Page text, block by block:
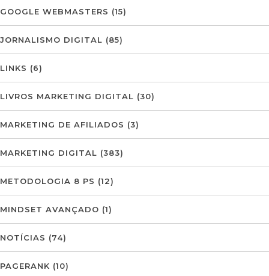
GOOGLE WEBMASTERS (15)
JORNALISMO DIGITAL (85)
LINKS (6)
LIVROS MARKETING DIGITAL (30)
MARKETING DE AFILIADOS (3)
MARKETING DIGITAL (383)
METODOLOGIA 8 PS (12)
MINDSET AVANÇADO (1)
NOTÍCIAS (74)
PAGERANK (10)